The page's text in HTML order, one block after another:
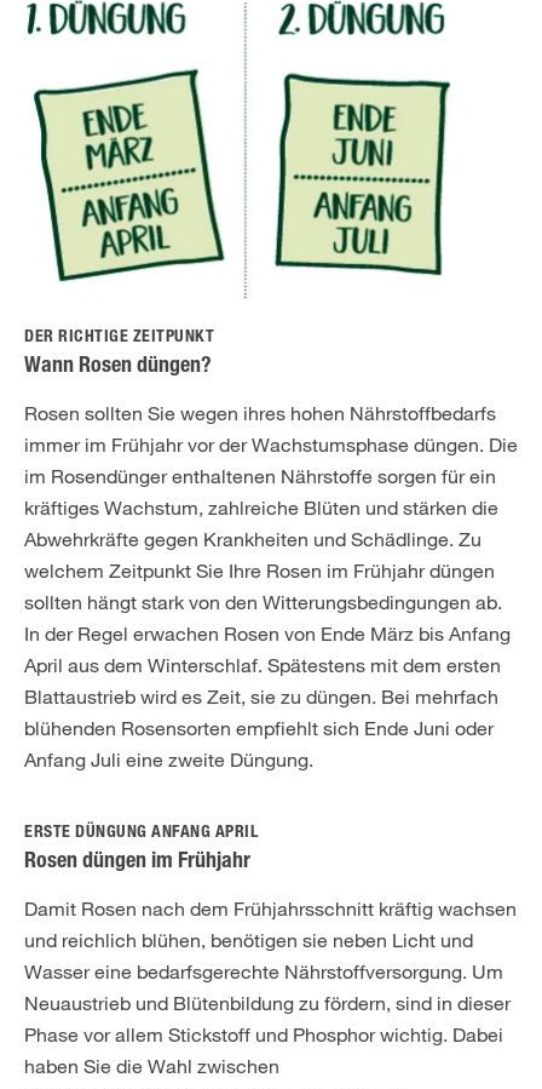
DER RICHTIGE ZEITPUNKT
Wann Rosen düngen?
Rosen sollten Sie wegen ihres hohen Nährstoffbedarfs
immer im Frühjahr vor der Wachstumsphase düngen. Die
im Rosendünger enthaltenen Nährstoffe sorgen für ein
kräftiges Wachstum, zahlreiche Blüten und stärken die
Abwehrkräfte gegen Krankheiten und Schädlinge. Zu
welchem Zeitpunkt Sie Ihre Rosen im Frühjahr düngen
sollten hängt stark von den Witterungsbedingungen ab.
In der Regel erwachen Rosen von Ende März bis Anfang
April aus dem Winterschlaf. Spätestens mit dem ersten
Blattaustrieb wird es Zeit, sie zu düngen. Bei mehrfach
blühenden Rosensorten empfiehlt sich Ende Juni oder
Anfang Juli eine zweite Düngung.
ERSTE DÜNGUNG ANFANG APRIL
Rosen düngen im Frühjahr
Damit Rosen nach dem Frühjahrsschnitt kräftig wachsen
und reichlich blühen, benötigen sie neben Licht und
Wasser eine bedarfsgerechte Nährstoffversorgung. Um
Neuaustrieb und Blütenbildung zu fördern, sind in dieser
Phase vor allem Stickstoff und Phosphor wichtig. Dabei
haben Sie die Wahl zwischen